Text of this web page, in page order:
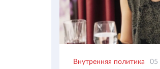
Внутренняя политика 05